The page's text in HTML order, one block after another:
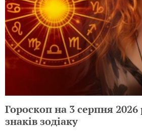
Гороскоп на 3 серпня 2026
знаків зодіаку